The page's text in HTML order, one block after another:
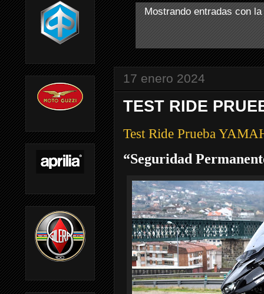
Mostrando entradas con
17 enero 2024
TEST RIDE
Test Ride Prueba
“Seguridad